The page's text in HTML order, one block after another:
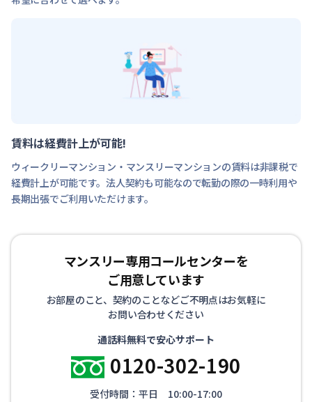
賃料は経費計上が可能!
ウィークリーマンション・マンスリーマンションの賃料は非課税で
経費計上が可能です。法人契約も可能なので転勤の際の一時利用や
長期出張でご利用いただけます。
マンスリー専用コールセンターを
ご用意しています
お部屋のこと、契約のことなどご不明点はお気軽に
お問い合わせください
通話料無料で安心サポート
0120-302-190
受付時間：平日 10:00-17:00